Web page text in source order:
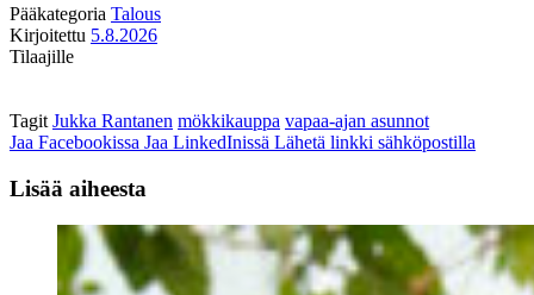
Pääkategoria Talous
Kirjoitettu 5.8.2026
Tilaajille
Tagit Jukka Rantanen mökkikauppa vapaa-ajan asunnot
Jaa Facebookissa Jaa LinkedInissä Lähetä linkki sähköpostilla
Lisää aiheesta